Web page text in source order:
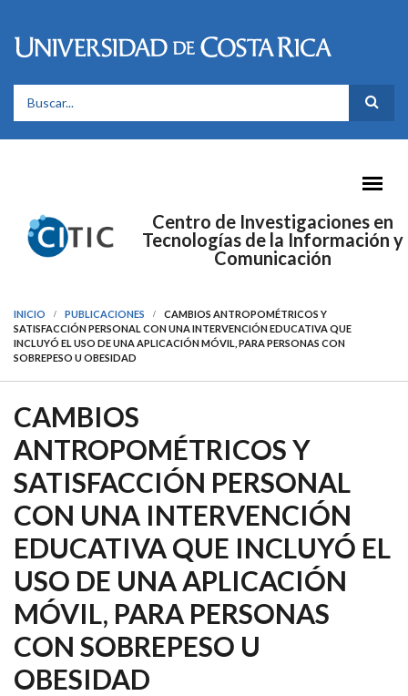
FORMULARIO DE BÚSQUEDA
Centro de Investigaciones en
Tecnologías de la Información y
Comunicación
INICIO PUBLICACIONES
CAMBIOS ANTROPOMÉTRICOS Y
SATISFACCIÓN PERSONAL CON UNA INTERVENCIÓN EDUCATIVA QUE
INCLUYÓ EL USO DE UNA APLICACIÓN MÓVIL, PARA PERSONAS CON
SOBREPESO U OBESIDAD
CAMBIOS
ANTROPOMÉTRICOS Y
SATISFACCIÓN PERSONAL
CON UNA INTERVENCIÓN
EDUCATIVA QUE INCLUYÓ EL
USO DE UNA APLICACIÓN
MÓVIL, PARA PERSONAS
CON SOBREPESO U
OBESIDAD